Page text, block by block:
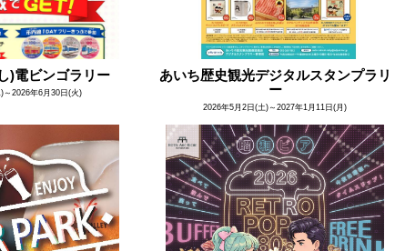
)電ビンゴラリー
～2026年6月30日(火)
あいち歴史観光デジタルスタンプラリ
ー
2026年5月2日(土)～2027年1月11日(月)